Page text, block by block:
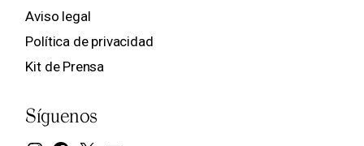
Aviso legal
Política de privacidad
Kit de Prensa
Síguenos